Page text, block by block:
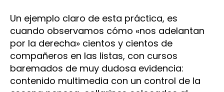
Un ejemplo claro de esta práctica, es
cuando observamos cómo «nos adelantan
por la derecha» cientos y cientos de
compañeros en las listas, con cursos
baremados de muy dudosa evidencia:
contenido multimedia con un control de la